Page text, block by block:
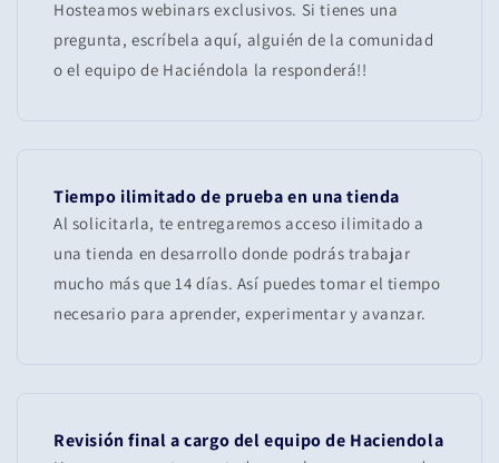
Hosteamos webinars exclusivos. Si tienes una
pregunta, escríbela aquí, alguién de la comunidad
o el equipo de Haciéndola la responderá!!
Tiempo ilimitado de prueba en una tienda
Al solicitarla, te entregaremos acceso ilimitado a
una tienda en desarrollo donde podrás trabajar
mucho más que 14 días. Así puedes tomar el tiempo
necesario para aprender, experimentar y avanzar.
Revisión final a cargo del equipo de Haciendola